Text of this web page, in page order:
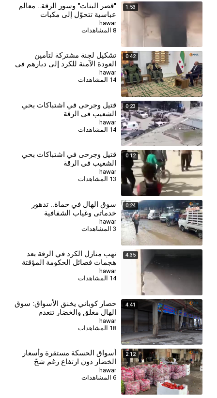
1:53
"قصر البنات" وسور الرقة.. معالم
عباسية تتحوّل إلى مكبات
للنفايات
hawar
8 المشاهدات
0:42
⁣تشكيل لجنة مشتركة لتأمين
العودة الآمنة للكرد إلى ديارهم في
الرقة
hawar
14 المشاهدات
0:23
قتيل وجرحى في اشتباكات بحي
الشعيب في الرقة
hawar
14 المشاهدات
0:12
قتيل وجرحى في اشتباكات بحي
الشعيب في الرقة
hawar
13 المشاهدات
0:24
سوق الهال في حماة.. تدهور
خدماتي وغياب الشفافية
hawar
3 المشاهدات
4:35
⁣نهب منازل الكرد في الرقة بعد
هجمات فصائل الحكومة المؤقتة
hawar
4:41
حصار كوباني يخنق الأسواق: سوق
الهال مغلق والخضار تنعدم
بالكامل
hawar
2:12
⁣أسواق الحسكة مستقرة وأسعار
الخضار دون ارتفاع رغم شحّ
الواردات
hawar
6 المشاهدات